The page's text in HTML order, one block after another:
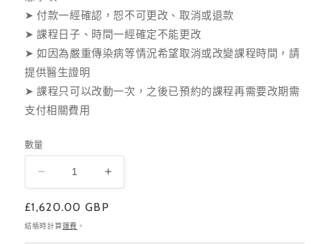
➤ 付款一經確認，恕不可更改、取消或退款
➤ 課程日子、時間一經確定不能更改
➤ 如因為嚴重傳染病等情況希望取消或改變課程時間，請
提供醫生證明
➤ 課程只可以改動一次，之後已預約的課程再需要改期需
支付相關費用
數量
能
定
價
£1,620.00 GBP
結帳時計算運費 。